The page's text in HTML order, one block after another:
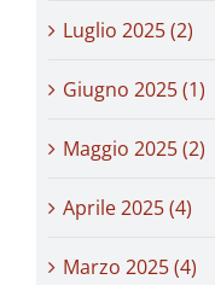
Luglio 2025 (2)
Giugno 2025 (1)
Maggio 2025 (2)
Aprile 2025 (4)
Marzo 2025 (4)